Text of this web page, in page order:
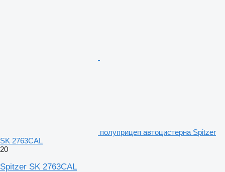
полуприцеп автоцистерна Spitzer
SK 2763CAL
20
Spitzer SK 2763CAL